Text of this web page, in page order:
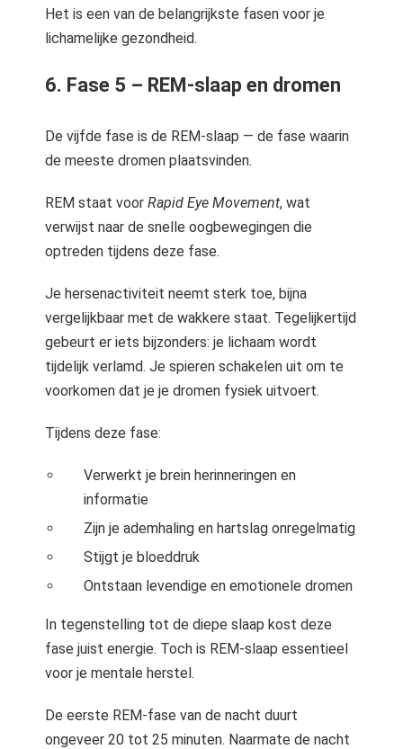
Het is een van de belangrijkste fasen voor je
lichamelijke gezondheid.
6. Fase 5 – REM-slaap en dromen
De vijfde fase is de REM-slaap — de fase waarin
de meeste dromen plaatsvinden.
REM staat voor Rapid Eye Movement, wat
verwijst naar de snelle oogbewegingen die
optreden tijdens deze fase.
Je hersenactiviteit neemt sterk toe, bijna
vergelijkbaar met de wakkere staat. Tegelijkertijd
gebeurt er iets bijzonders: je lichaam wordt
tijdelijk verlamd. Je spieren schakelen uit om te
voorkomen dat je je dromen fysiek uitvoert.
Tijdens deze fase:
Verwerkt je brein herinneringen en
informatie
Zijn je ademhaling en hartslag onregelmatig
Stijgt je bloeddruk
Ontstaan levendige en emotionele dromen
In tegenstelling tot de diepe slaap kost deze
fase juist energie. Toch is REM-slaap essentieel
voor je mentale herstel.
De eerste REM-fase van de nacht duurt
ongeveer 20 tot 25 minuten. Naarmate de nacht